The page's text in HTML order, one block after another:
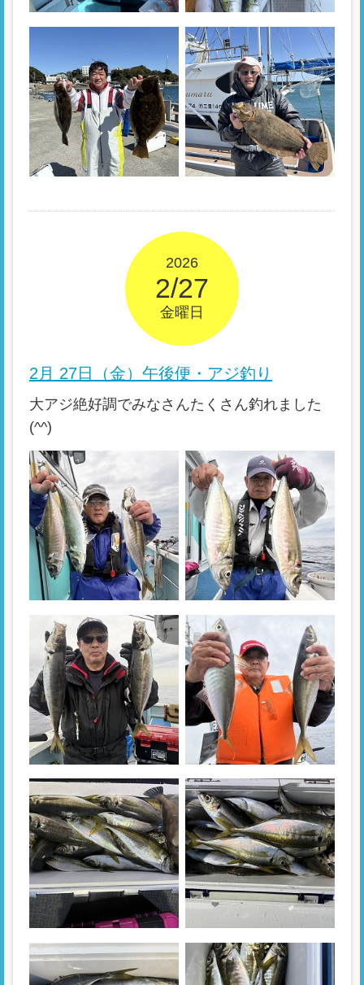
2026
2/27
金曜日
2月 27日（金）午後便・アジ釣り
大アジ絶好調でみなさんたくさん釣れました
(^^)